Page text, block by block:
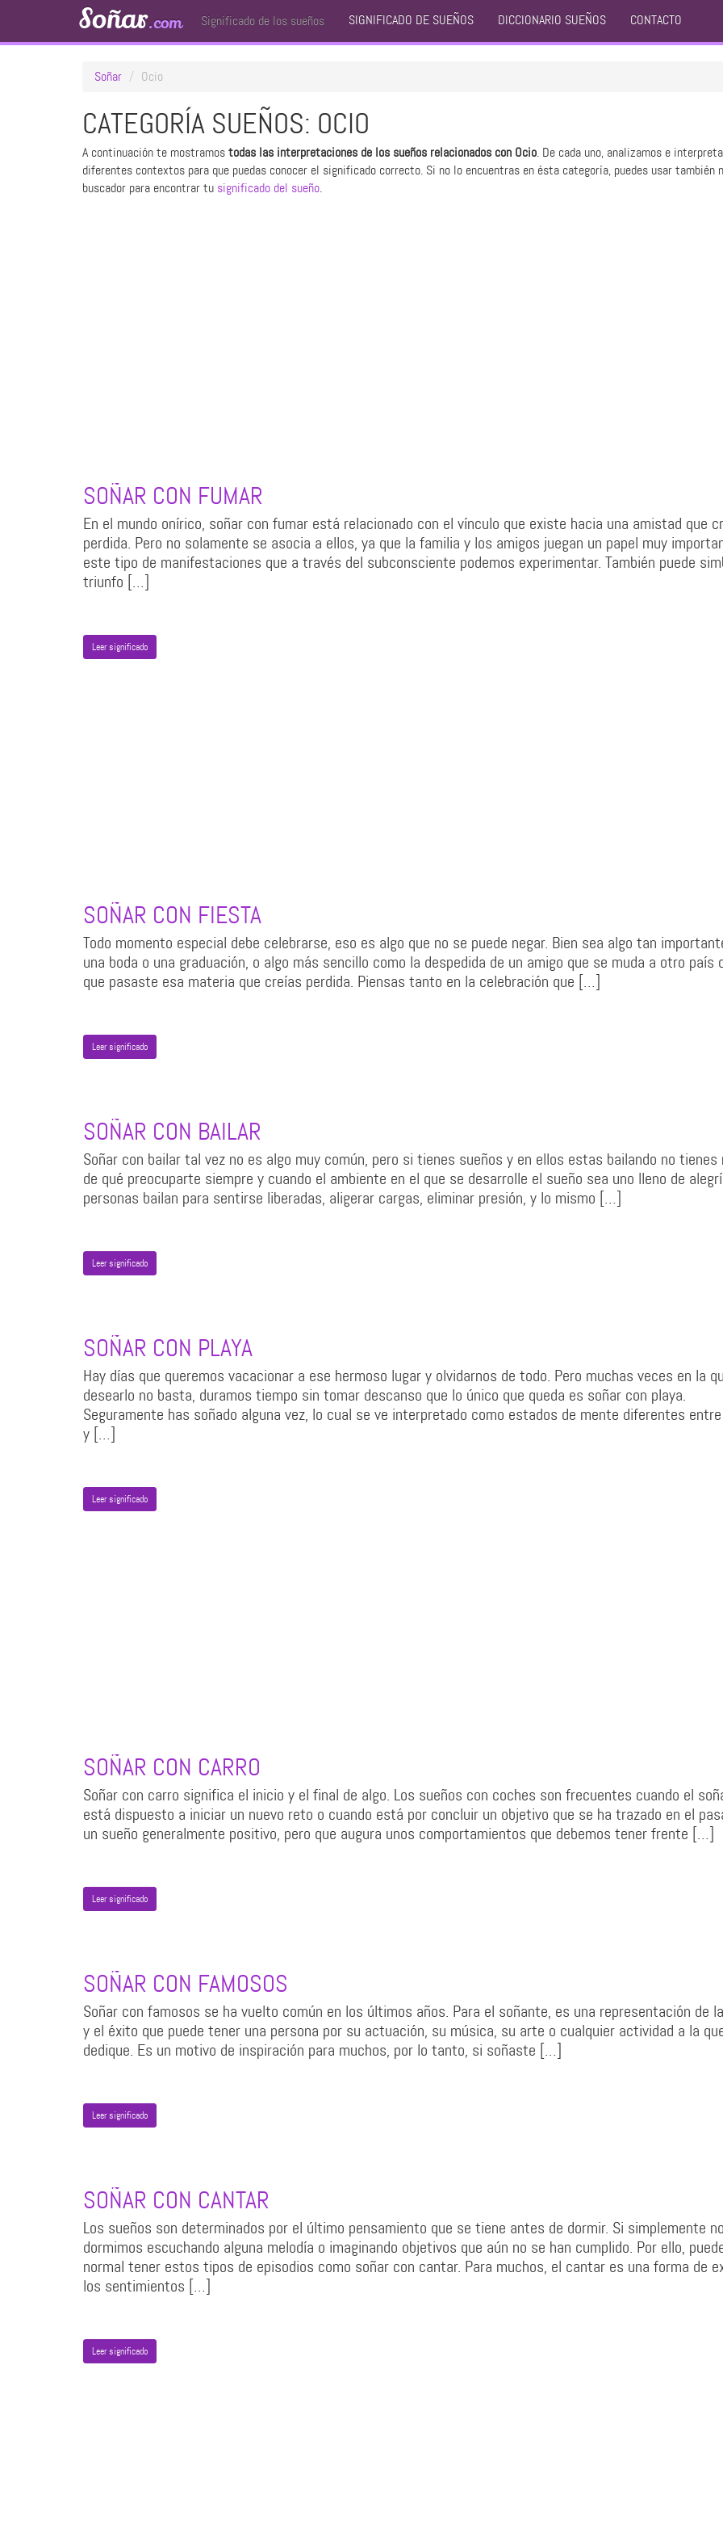
Soñar.com Significado de los sueños SIGNIFICADO DE SUEÑOS DICCIONARIO SUEÑOS CONTACTO
Soñar Ocio
CATEGORÍA SUEÑOS: OCIO
A continuación te mostramostodas las interpretaciones de los sueños relacionados con Ocio. De cada uno, analizamos e
diferentes contextos para que puedas conocer el significado correcto. Si no lo encuentras en ésta categoría, puedes usar también
buscador para encontrar tu significado del sueño.
SOÑAR CON FUMAR
En el mundo onírico, soñar con fumar está relacionado con el vínculo que existe hacia una amistad que
perdida. Pero no solamente se asocia a ellos, ya que la familia y los amigos juegan un papel muy
este tipo de manifestaciones que a través del subconsciente podemos experimentar. También puede
triunfo […]
Leer significado
SOÑAR CON FIESTA
Todo momento especial debe celebrarse, eso es algo que no se puede negar. Bien sea algo tan
una boda o una graduación, o algo más sencillo como la despedida de un amigo que se muda a otro país
que pasaste esa materia que creías perdida. Piensas tanto en la celebración que […]
Leer significado
SOÑAR CON BAILAR
Soñar con bailar tal vez no es algo muy común, pero si tienes sueños y en ellos estas bailando no tienes
de qué preocuparte siempre y cuando el ambiente en el que se desarrolle el sueño sea uno lleno de
personas bailan para sentirse liberadas, aligerar cargas, eliminar presión, y lo mismo […]
Leer significado
SOÑAR CON PLAYA
Hay días que queremos vacacionar a ese hermoso lugar y olvidarnos de todo. Pero muchas veces en la
desearlo no basta, duramos tiempo sin tomar descanso que lo único que queda es soñar con playa.
Seguramente has soñado alguna vez, lo cual se ve interpretado como estados de mente diferentes
y […]
Leer significado
SOÑAR CON CARRO
Soñar con carro significa el inicio y el final de algo. Los sueños con coches son frecuentes cuando el
está dispuesto a iniciar un nuevo reto o cuando está por concluir un objetivo que se ha trazado en el
un sueño generalmente positivo, pero que augura unos comportamientos que debemos tener frente […]
Leer significado
SOÑAR CON FAMOSOS
Soñar con famosos se ha vuelto común en los últimos años. Para el soñante, es una representación de
y el éxito que puede tener una persona por su actuación, su música, su arte o cualquier actividad a la
dedique. Es un motivo de inspiración para muchos, por lo tanto, si soñaste […]
Leer significado
SOÑAR CON CANTAR
Los sueños son determinados por el último pensamiento que se tiene antes de dormir. Si simplemente
dormimos escuchando alguna melodía o imaginando objetivos que aún no se han cumplido. Por ello,
normal tener estos tipos de episodios como soñar con cantar. Para muchos, el cantar es una forma de
los sentimientos […]
Leer significado